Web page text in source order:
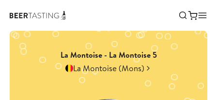
La Montoise - La Montoise 5
La Montoise (Mons)